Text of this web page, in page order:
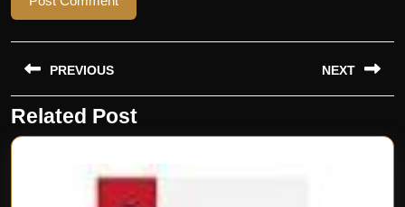
Beitragsnavigation
PREVIOUS
Previous
post:
NEXT
post:
Related Post